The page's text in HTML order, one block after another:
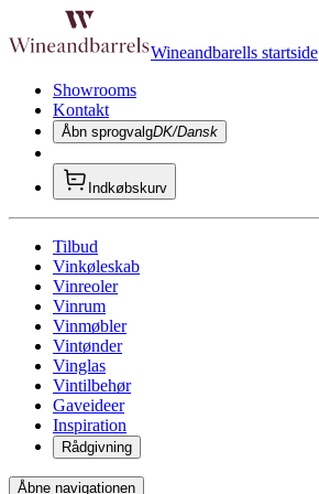
Wineandbarells startside
Showrooms
Kontakt
Åbn sprogvalgDK/Dansk
Indkøbskurv
Tilbud
Vinkøleskab
Vinreoler
Vinrum
Vinmøbler
Vintønder
Vinglas
Vintilbehør
Gaveideer
Inspiration
Rådgivning
Åbne navigationen